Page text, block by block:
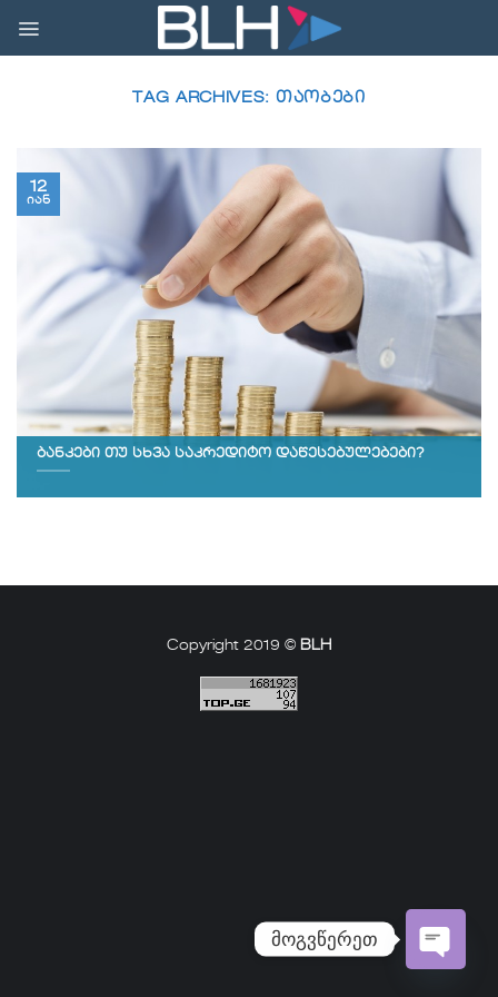
content
TAG ARCHIVES: ᲗᲐᲝᲑᲔᲑᲘ
ბანკები თუ სხვა საკრედიტო დაწესებულებები?
12
იან
Copyright 2019 © BLH
მოგვწერეთ